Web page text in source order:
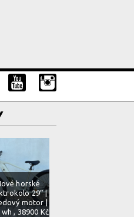
horské
29” |
motor |
wh , 38900 Kč